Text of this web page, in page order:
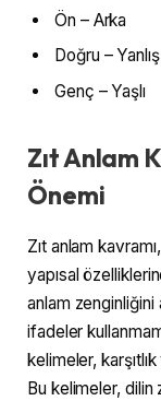
Ön – Arka
Doğru – Yanlış
Genç – Yaşlı
Zıt Anlam
Önemi
Zıt anlam
yapısal
anlam zenginliğini
ifadeler
kelimeler,
Bu kelimeler, dilin